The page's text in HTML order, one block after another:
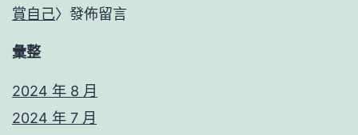
賞自己〉發佈留言
彙整
2024 年 8 月
2024 年 7 月